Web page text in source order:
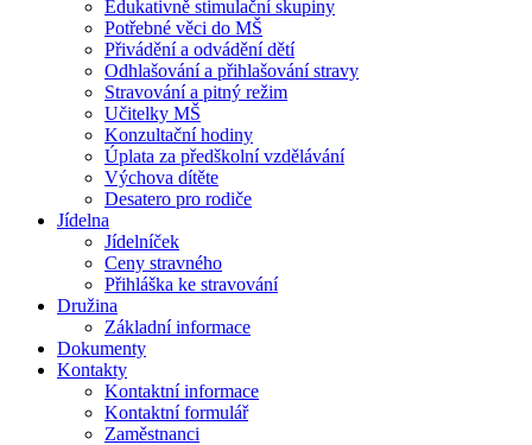
Edukativně stimulační skupiny
Potřebné věci do MŠ
Přivádění a odvádění dětí
Odhlašování a přihlašování stravy
Stravování a pitný režim
Učitelky MŠ
Konzultační hodiny
Úplata za předškolní vzdělávání
Výchova dítěte
Desatero pro rodiče
Jídelna
Jídelníček
Ceny stravného
Přihláška ke stravování
Družina
Základní informace
Dokumenty
Kontakty
Kontaktní informace
Kontaktní formulář
Zaměstnanci